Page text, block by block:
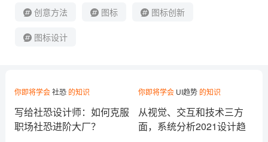
创意方法 图标 图标创新
图标设计
你即将学会社恐的知识
写给社恐设计师：如何克服
职场社恐进阶大厂？
你即将学会 UI趋势 的知识
从视觉、交互和技术三方
面，系统分析2021设计趋